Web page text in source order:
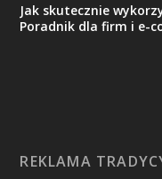
Jak skutecznie
Poradnik dla firm i e-
REKLAMA